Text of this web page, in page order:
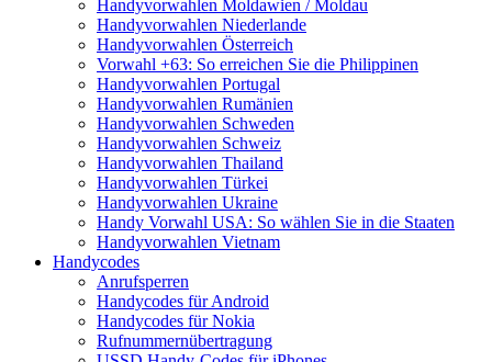
Handyvorwahlen Moldawien / Moldau
Handyvorwahlen Niederlande
Handyvorwahlen Österreich
Vorwahl +63: So erreichen Sie die Philippinen
Handyvorwahlen Portugal
Handyvorwahlen Rumänien
Handyvorwahlen Schweden
Handyvorwahlen Schweiz
Handyvorwahlen Thailand
Handyvorwahlen Türkei
Handyvorwahlen Ukraine
Handy Vorwahl USA: So wählen Sie in die Staaten
Handyvorwahlen Vietnam
Handycodes
Anrufsperren
Handycodes für Android
Handycodes für Nokia
Rufnummernübertragung